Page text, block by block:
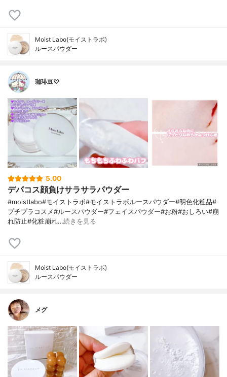
Moist Labo(モイストラボ)
ルースパウダー
珈琲豆♡
5.00
デパコス顔負けサラサラパウダー
#moistlabo#モイストラボ#モイストラボルースパウダー#明色化粧品#
プチプラコスメ#ルースパウダー#フェイスパウダー#お粉#おしろい#崩
れ防止#化粧崩れ…続きを見る
Moist Labo(モイストラボ)
ルースパウダー
メグ